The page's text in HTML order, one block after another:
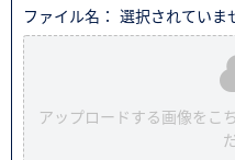
ファイル名： 選択されていま
アップロードする画像をこ